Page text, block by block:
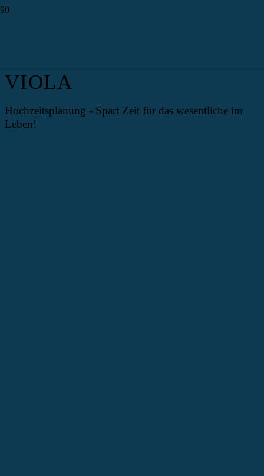
VIOLA
Hochzeitsplanung - Spart Zeit für das wesentliche im
Leben!